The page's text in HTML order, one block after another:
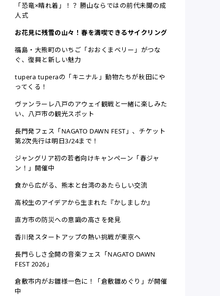
「恐竜×晴れ着」！？ 勝山ならではの前代未聞の成
人式
お花見に残雪の山々！春を満喫できるサイクリング
福島・大熊町のいちご「おおくまベリー」がつな
ぐ、復興と新しい魅力
tupera tuperaの「キニナル」動物たちが秋田にや
ってくる！
ヴァンラーレ八戸のアウェイ観戦と一緒に楽しみた
い、八戸市の観光スポット
長門発フェス「NAGATO DAWN FEST」、チケット
第2次先行は明日3/24まで！
ジャングリア初の若者向けキャンペーン「春ジャ
ン！」開催中
食から広がる、熊本と台湾のあたらしい交流
高校生のアイデアから生まれた『かしましか』
直方市の防災への意識の高さを発見
香川発スタートアップの熱い挑戦が東京へ
長門らしさ全開の音楽フェス「NAGATO DAWN
FEST 2026」
倉敷市内がお雛様一色に！「倉敷雛めぐり」が開催
中